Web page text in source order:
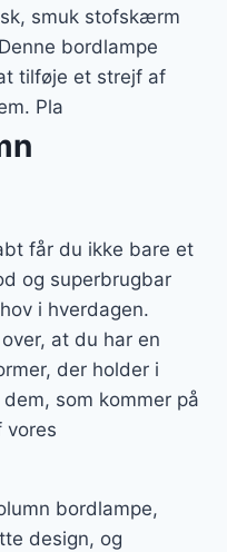
smuk stofskærm
bordlampe
tilføje et strejf af
Pla
får du ikke bare et
og superbrugbar
i hverdagen.
at du har en
der holder i
som kommer på
vores
bordlampe,
design, og